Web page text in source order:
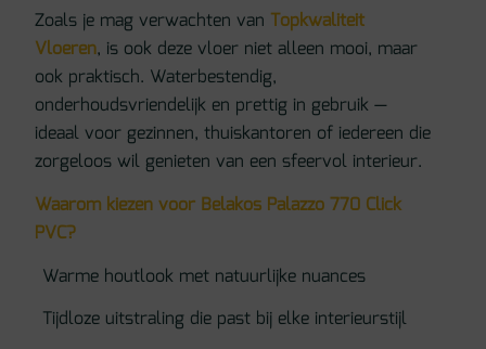
Zoals je mag verwachten van Topkwaliteit
Vloeren, is ook deze vloer niet alleen mooi, maar
ook praktisch. Waterbestendig,
onderhoudsvriendelijk en prettig in gebruik —
ideaal voor gezinnen, thuiskantoren of iedereen die
zorgeloos wil genieten van een sfeervol interieur.
Waarom kiezen voor Belakos Palazzo 770 Click
PVC?
Warme houtlook met natuurlijke nuances
Tijdloze uitstraling die past bij elke interieurstijl